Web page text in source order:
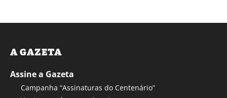
A GAZETA
Assine a Gazeta
Campanha “Assinaturas do Centenário”